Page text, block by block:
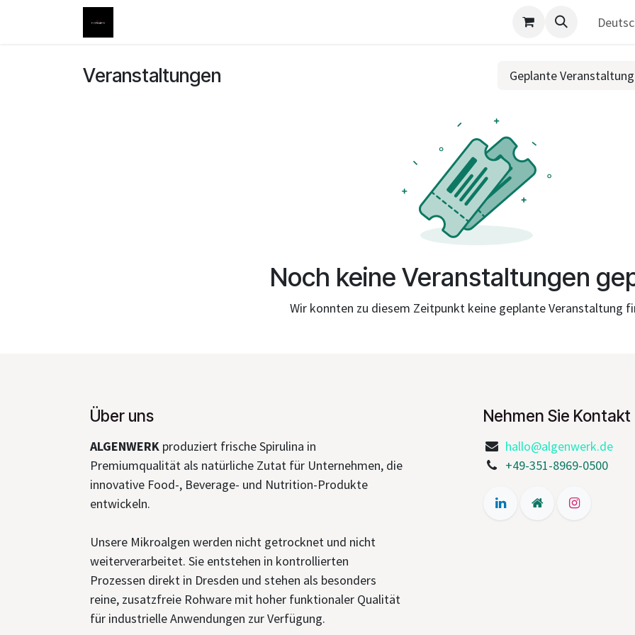
Zum Inhalt springen
Veranstaltungen Geplante
Noch keine Veranstaltungen
Wir konnten zu diesem Zeitpunkt keine geplante Veranstaltung
Über uns
ALGENWERK produziert frische Spirulina in
Premiumqualität als natürliche Zutat für Unternehmen, die
innovative Food-, Beverage- und Nutrition-Produkte
entwickeln.
Unsere Mikroalgen werden nicht getrocknet und nicht
weiterverarbeitet. Sie entstehen in kontrollierten
Prozessen direkt in Dresden und stehen als besonders
reine, zusatzfreie Rohware mit hoher funktionaler Qualität
für industrielle Anwendungen zur Verfügung.
Nehmen Sie
hallo@algenwerk.de
+49-351-8969-0500